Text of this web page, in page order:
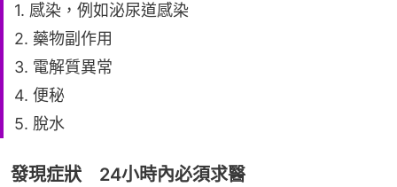
1. 感染，例如泌尿道感染
2. 藥物副作用
3. 電解質異常
4. 便秘
5. 脫水
發現症狀 24小時內必須求醫